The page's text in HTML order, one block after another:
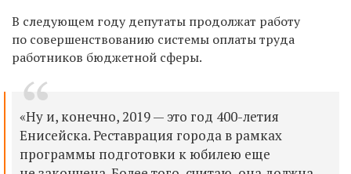
В следующем году депутаты продолжат работу
по совершенствованию системы оплаты труда
работников бюджетной сферы.
«Ну и, конечно, 2019 — это год 400-летия
Енисейска. Реставрация города в рамках
программы подготовки к юбилею еще